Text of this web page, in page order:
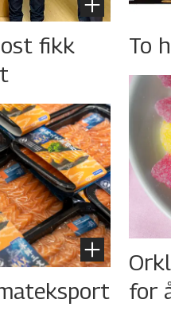
fikk
To
for